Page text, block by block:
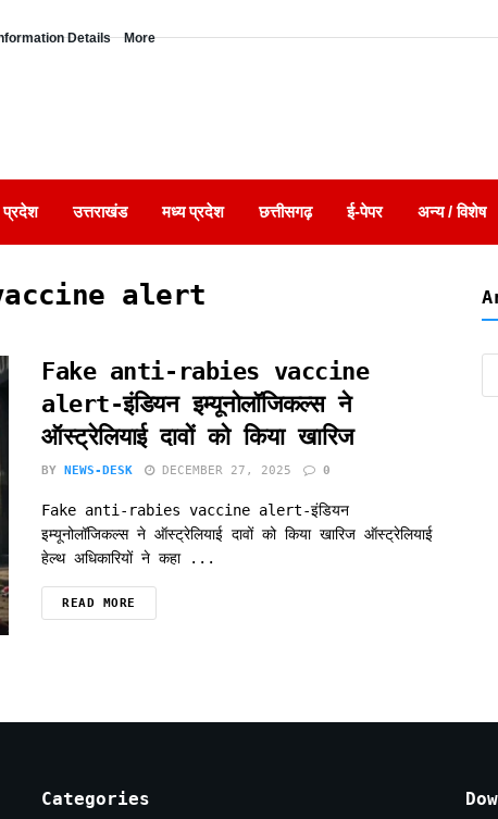
Details More
प्रदेश उत्तराखंड मध्य प्रदेश छत्तीसगढ़ ई-पेपर अन्य / विशेष
alert
Fake anti-rabies vaccine
alert-इंडियन इम्यूनोलॉजिकल्स ने
ऑस्ट्रेलियाई दावों को किया खारिज
BY NEWS-DESK DECEMBER 27, 2025 0
Fake anti-rabies vaccine alert-इंडियन
इम्यूनोलॉजिकल्स ने ऑस्ट्रेलियाई दावों को किया खारिज ऑस्ट्रेलियाई
हेल्थ अधिकारियों ने कहा ...
READ MORE
Categories